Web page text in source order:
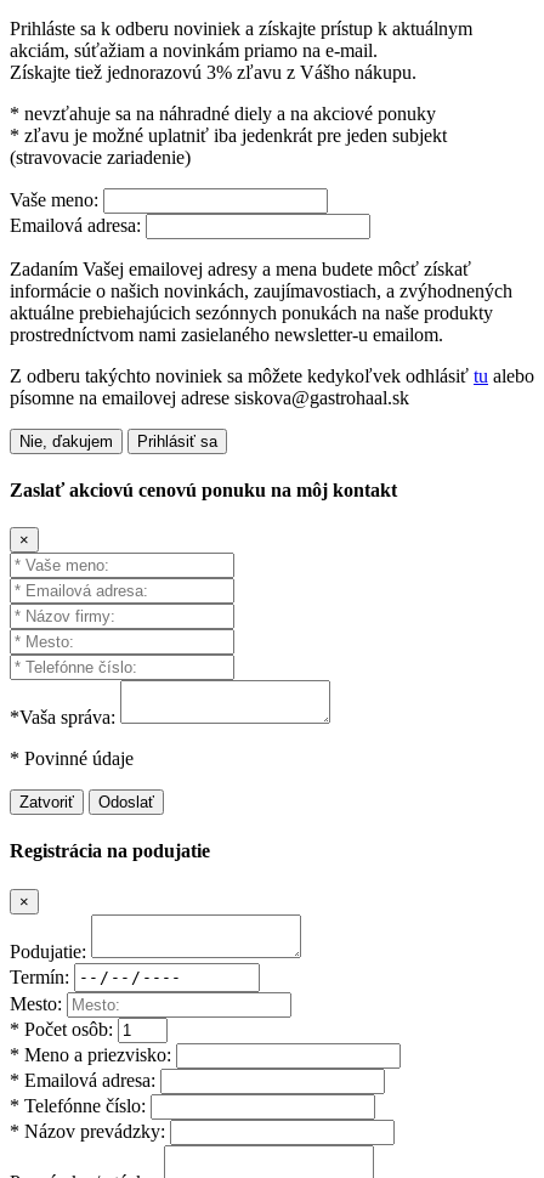
Prihláste sa k odberu noviniek a získajte prístup k aktuálnym
akciám, súťažiam a novinkám priamo na e-mail.
Získajte tiež jednorazovú 3% zľavu z Vášho nákupu.
* nevzťahuje sa na náhradné diely a na akciové ponuky
* zľavu je možné uplatniť iba jedenkrát pre jeden subjekt
(stravovacie zariadenie)
Vaše meno:
Emailová adresa:
Zadaním Vašej emailovej adresy a mena budete môcť získať
informácie o našich novinkách, zaujímavostiach, a zvýhodnených
aktuálne prebiehajúcich sezónnych ponukách na naše produkty
prostredníctvom nami zasielaného newsletter-u emailom.
Z odberu takýchto noviniek sa môžete kedykoľvek odhlásiť tu alebo
písomne na emailovej adrese siskova@gastrohaal.sk
Nie, ďakujem Prihlásiť sa
Zaslať akciovú cenovú ponuku na môj kontakt
×
*Vaša správa:
* Povinné údaje
Zatvoriť Odoslať
Registrácia na podujatie
×
Podujatie:
Termín:
Mesto:
* Počet osôb:
* Meno a priezvisko:
* Emailová adresa:
* Telefónne číslo:
* Názov prevádzky: